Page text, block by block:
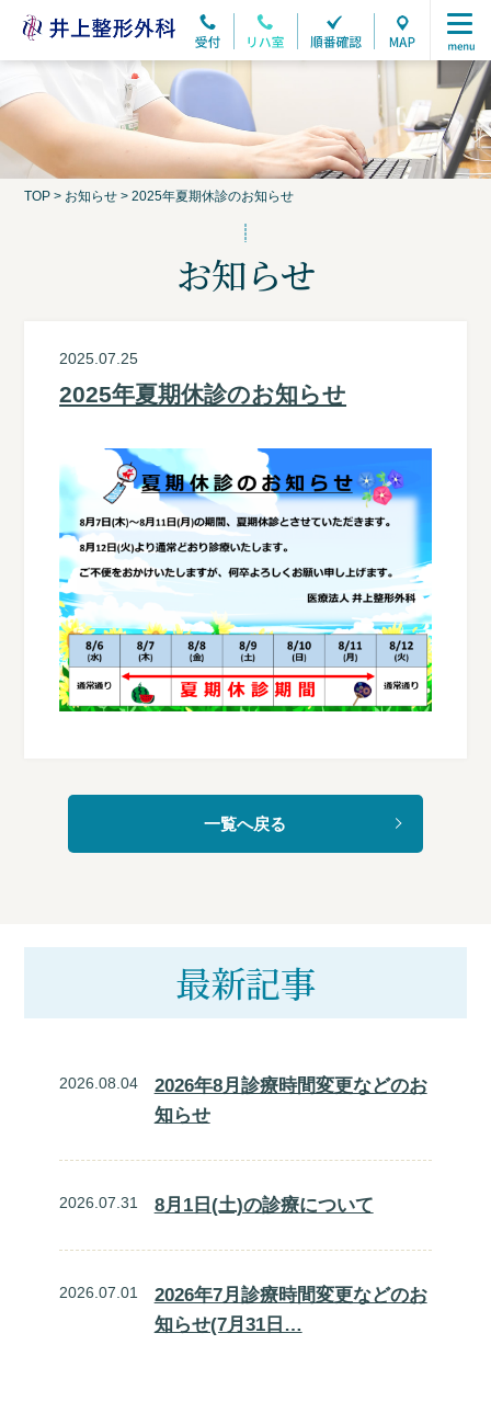
TOP> お知らせ> 2025年夏期休診のお知らせ
お知らせ
2025.07.25
2025年夏期休診のお知らせ
一覧へ戻る
最新記事
2026.08.04
2026年8月診療時間変更などのお
知らせ
2026.07.31 8月1日(土)の診療について
2026.07.01
2026年7月診療時間変更などのお
知らせ(7月31日…